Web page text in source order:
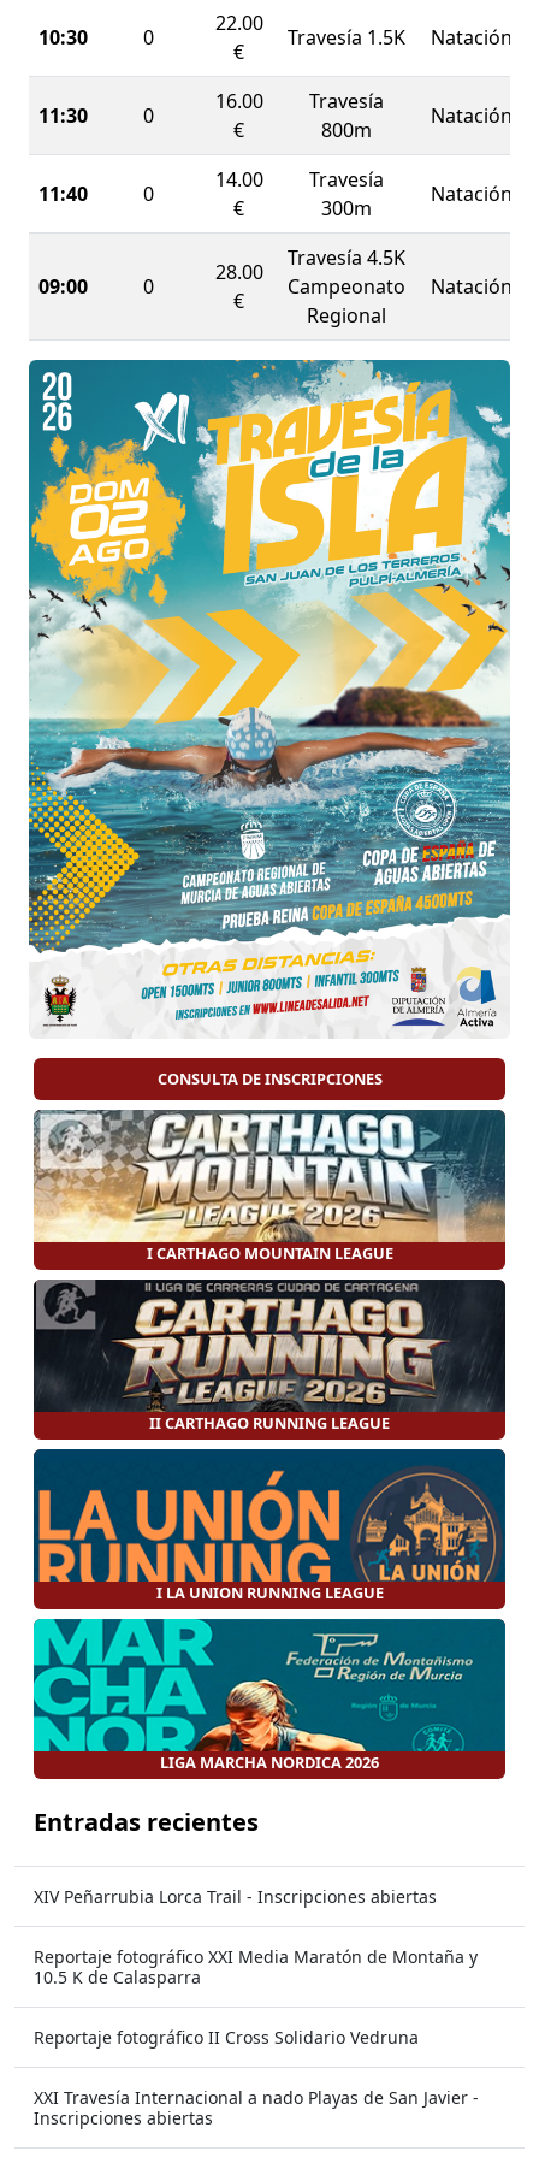
(mayores de 16 años). Los más
jóvenes también tendrán su espacio en las
pruebas de promoción: unacompetitiva de 800
metros
, puntuable para el Campeonato Regional,
no competitiva de 300 metros
¡Os esperamos para disfrutar de una jornada
10:30 0
22.00
€
Travesía 1.5K Natación
11:30 0
16.00
€
Travesía
800m
Natación
11:40 0
14.00
€
Travesía
300m
Natación
09:00 0
28.00
€
Travesía 4.5K
Campeonato
Regional
Natación
CONSULTA DE INSCRIPCIONES
I CARTHAGO MOUNTAIN LEAGUE
II CARTHAGO RUNNING LEAGUE
I LA UNION RUNNING LEAGUE
LIGA MARCHA NORDICA 2026
Entradas recientes
XIV Peñarrubia Lorca Trail - Inscripciones abiertas
Reportaje fotográfico XXI Media Maratón de Montaña y
10.5 K de Calasparra
Reportaje fotográfico II Cross Solidario Vedruna
XXI Travesía Internacional a nado Playas de San Javier -
Inscripciones abiertas